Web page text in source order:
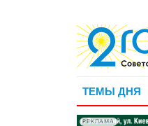
ТЕМЫ ДНЯ
РЕКЛАМА